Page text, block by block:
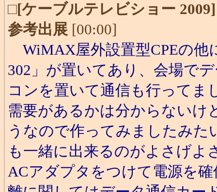
□[ケーブルテレビショー
参考出展 [00:00]
WiMAX屋外設置型CPEの他
302」が置いてあり、会場で
コンを置いて通信も行ってま
需要があるかは分からないけ
うなので作ってみましたみ
も一緒に出来るのがよさげよ
ACアダプタをつけて電源を